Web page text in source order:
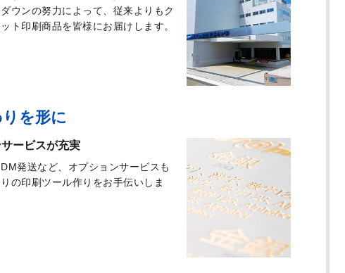
ウンの努力によって、従来よりもク
ト印刷商品を皆様にお届けします。
を形に
ービスが充実
発送など、オプションサービスも
の印刷ツール作りをお手伝いしま